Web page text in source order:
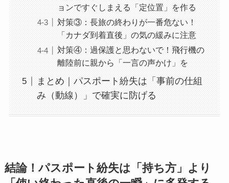
ョンですぐしまえる「定位置」を作る
対策③：長旅の終わりが一番危ない！
「カナダ到着直後」の気の緩みに注意
対策④：過保護と思わないで！飛行機の
離陸前に親から「一言の声かけ」を
まとめ｜パスポート紛失は「事前の仕組
み（動線）」で確実に防げる
結論！パスポート紛失は「持ち方」より